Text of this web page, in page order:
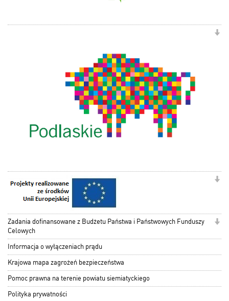
Zadania dofinansowane z Budżetu Państwa i Państwowych Funduszy
Celowych
Informacja o wyłączeniach prądu
Krajowa mapa zagrożeń bezpieczeństwa
Pomoc prawna na terenie powiatu siemiatyckiego
Polityka prywatności